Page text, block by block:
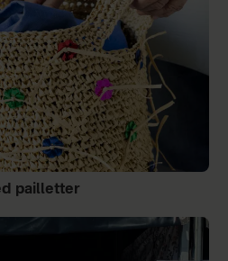
pailletter